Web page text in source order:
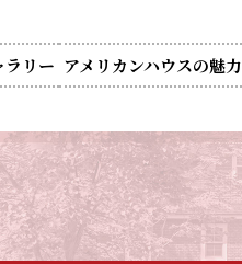
リー アメリカンハウスの魅力